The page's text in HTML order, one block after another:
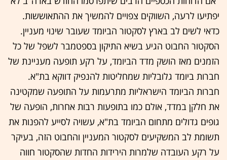
יפתיעו לרעה, השווקים צפויים להמשיך את ההתאוששות.
כדאי לשים לב בארץ לסקטור הביומד שעובר שינוי מעניין.
הסקטור החבוט הגיע בשיא התיקון בספטמבר לשפל של כל
הזמנים מאז הושק מדד הביומד, על רקע תופעה מעניינת של
חברות ביומד גלובליות שמחליטות להנפיק דווקא בת"א.
חברות הביומד הישראליות מתרעמות על התופעה שמקטינה
את חלקן במדד, אולם כמו בתופעות רבות אחרות, הופעה של
גופים גדולים מתחום הביומד בת"א, עשויה לסייע להפנות את
תשומת לב המשקיעים לסקטור המעניין והחבוט הזה, בעיקר
על רקע העובדה שלמרות הירידות החדות שהסקטור חווה